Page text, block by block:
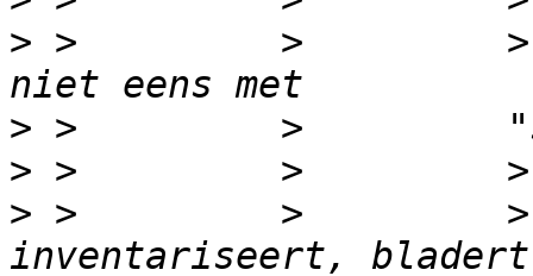
> >         >         >
>
>
> >         >         >